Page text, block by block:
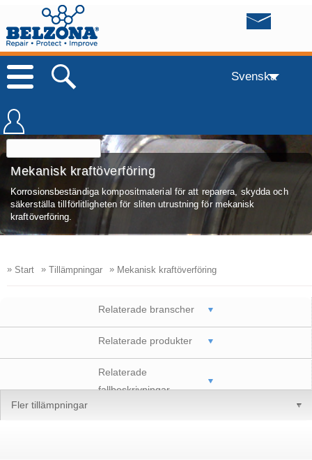
Svenska
Mekanisk kraftöverföring
Korrosionsbeständiga kompositmaterial för att reparera, skydda och
säkerställa tillförlitligheten för sliten utrustning för mekanisk
kraftöverföring.
» Start » Tillämpningar » Mekanisk kraftöverföring
Relaterade branscher
Relaterade produkter
Relaterade
fallbeskrivningar
Fler tillämpningar